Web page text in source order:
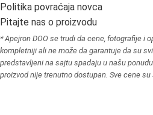
Politika povraćaja novca
Pitajte nas o proizvodu
* Apejron DOO se trudi da cene, fotografije i
kompletniji ali ne može da garantuje da su
predstavljeni na sajtu spadaju u našu
proizvod nije trenutno dostupan. Sve cene